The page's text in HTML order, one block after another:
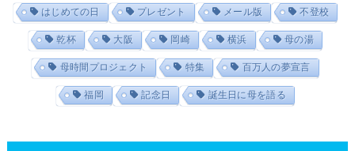
はじめての日 プレゼント メール版 不登校
乾杯 大阪 岡崎 横浜 母の湯
母時間プロジェクト 特集 百万人の夢宣言
福岡 記念日 誕生日に母を語る